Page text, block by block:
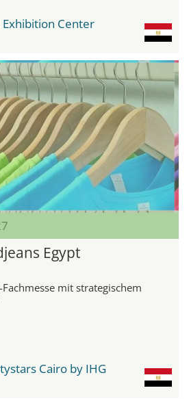
Center
Egypt
mit strategischem
Cairo by IHG